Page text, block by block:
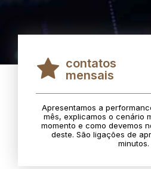
contatos
mensais
Apresentamos a
mês, explicamos o cenário
momento e como devemos
deste. São ligações de
minutos.